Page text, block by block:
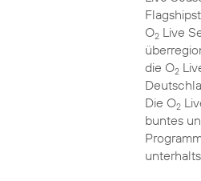
O2Live
die O2
Die O2
buntes